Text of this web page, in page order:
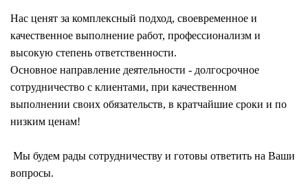
Нас ценят за комплексный подход, своевременное и
качественное выполнение работ, профессионализм и
высокую степень ответственности.
Основное направление деятельности - долгосрочное
сотрудничество с клиентами, при качественном
выполнении своих обязательств, в кратчайшие сроки и по
низким ценам!
Мы будем рады сотрудничеству и готовы ответить на Ваши
вопросы.